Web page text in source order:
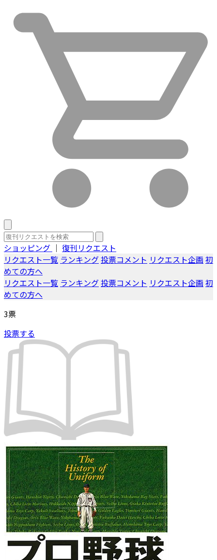
ショッピング ｜ 復刊リクエスト
リクエスト一覧 ランキング投票コメント リクエスト企画 初
めての方へ
リクエスト一覧 ランキング投票コメント リクエスト企画 初
めての方へ
3票
投票する